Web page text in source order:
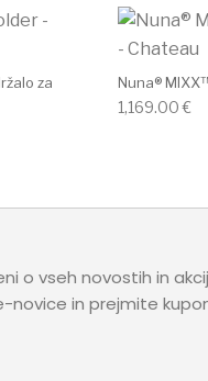
za
Nuna®
1,169.00€
o vseh novostih in
novice in prejmite